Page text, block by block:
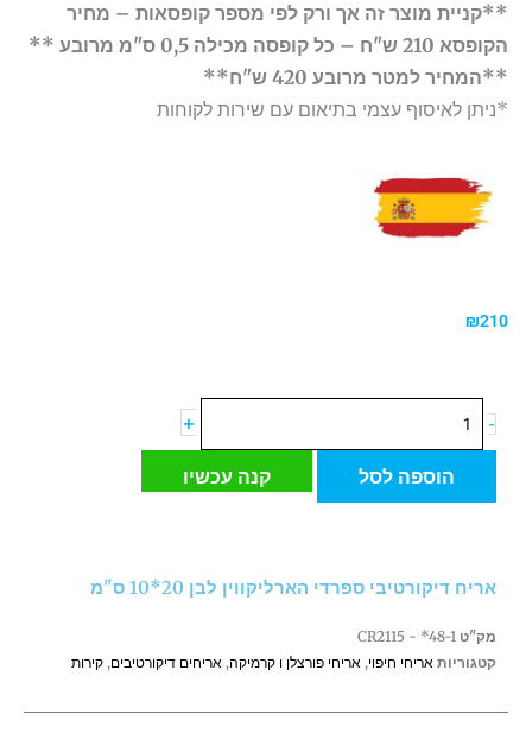
**קניית מוצר זה אך ורק לפי מספר קופסאות – מחיר
הקופסא 210 ש"ח – כל קופסה מכילה 0,5 ס"מ מרובע **
**המחיר למטר מרובע 420 ש"ח**
*ניתן לאיסוף עצמי בתיאום עם שירות לקוחות
₪210
-
של
דיקורטיבי
20*10
+
הוספה לסל קנה עכשיו
אריח דיקורטיבי ספרדי הארליקווין לבן 20*10 ס"מ
מק"ט CR2115 - *48-1
קטגוריות אריחי חיפוי, אריחי פורצלן ו קרמיקה, אריחים דיקורטיבים, קירות